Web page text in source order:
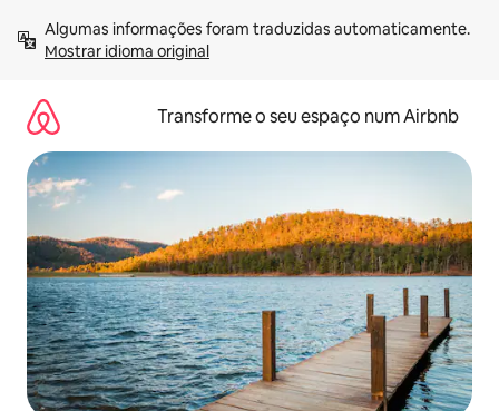
para
Mostrar idioma original
Transforme o seu espaço num Airbnb